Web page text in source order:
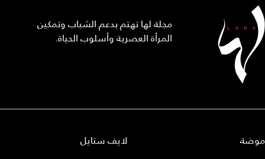
مجلة لها تهتم بدعم الشباب وتمكين
المرأة العصرية وأسلوب الحياة.
موضة
لايف ستايل